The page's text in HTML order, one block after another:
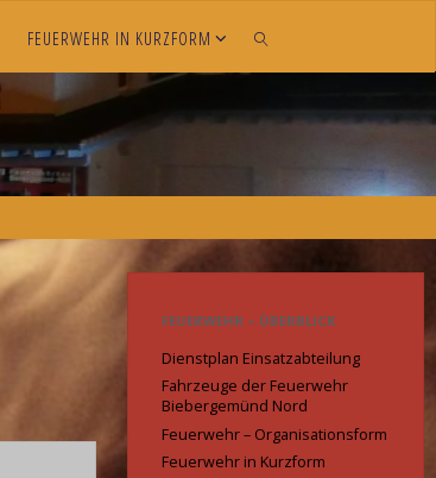
FEUERWEHR IN KURZFORM
FEUERWEHR – ÜBERBLICK
Dienstplan Einsatzabteilung
Fahrzeuge der Feuerwehr
Biebergemünd Nord
Feuerwehr – Organisationsform
Feuerwehr in Kurzform